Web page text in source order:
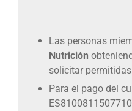
Las personas
Nutrición
solicitar
Para el pago del